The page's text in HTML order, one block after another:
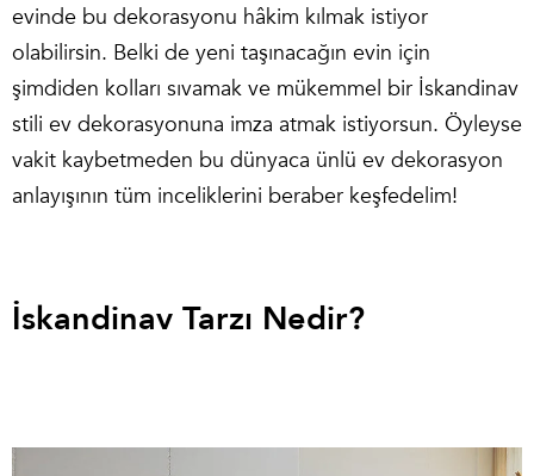
evinde bu dekorasyonu hâkim kılmak istiyor
olabilirsin. Belki de yeni taşınacağın evin için
şimdiden kolları sıvamak ve mükemmel bir İskandinav
stili ev dekorasyonuna imza atmak istiyorsun. Öyleyse
vakit kaybetmeden bu dünyaca ünlü ev dekorasyon
anlayışının tüm inceliklerini beraber keşfedelim!
İskandinav Tarzı Nedir?